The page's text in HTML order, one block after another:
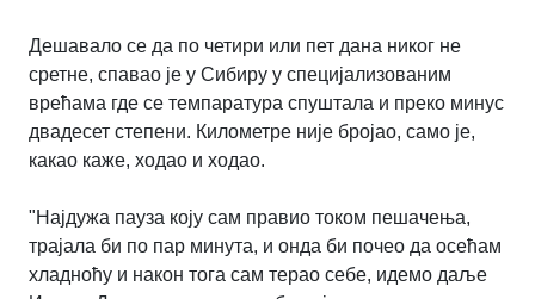
Дешавало се да по четири или пет дана никог не
сретне, спавао је у Сибиру у специјализованим
врећама где се темпаратура спуштала и преко минус
двадесет степени. Километре није бројао, само је,
какао каже, ходао и ходао.
"Најдужа пауза коју сам правио током пешачења,
трајала би по пар минута, и онда би почео да осећам
хладноћу и након тога сам терао себе, идемо даље